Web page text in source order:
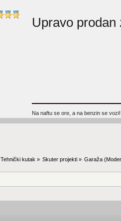
Upravo
Na naftu se ore, a na benzin se vozi!
Tehnički kutak » Skuter projekti» Garaža